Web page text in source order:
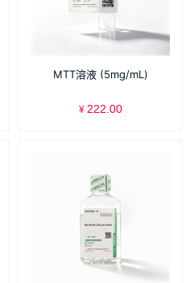
MTT溶液 (5mg/mL)
¥ 222.00